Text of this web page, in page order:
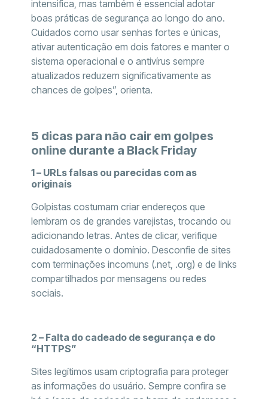
intensifica, mas também é essencial adotar
boas práticas de segurança ao longo do ano.
Cuidados como usar senhas fortes e únicas,
ativar autenticação em dois fatores e manter o
sistema operacional e o antivírus sempre
atualizados reduzem significativamente as
chances de golpes”, orienta.
5 dicas para não cair em golpes
online durante a Black Friday
1 – URLs falsas ou parecidas com as
originais
Golpistas costumam criar endereços que
lembram os de grandes varejistas, trocando ou
adicionando letras. Antes de clicar, verifique
cuidadosamente o domínio. Desconfie de sites
com terminações incomuns (.net, .org) e de links
compartilhados por mensagens ou redes
sociais.
2 – Falta do cadeado de segurança e do
“HTTPS”
Sites legítimos usam criptografia para proteger
as informações do usuário. Sempre confira se